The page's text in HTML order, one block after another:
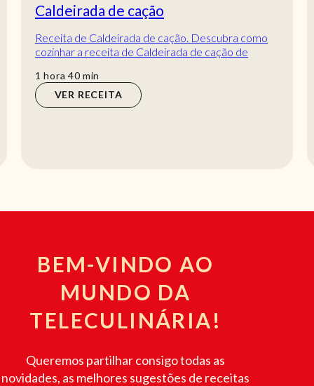
Caldeirada de cação
Receita de Caldeirada de cação. Descubra como
cozinhar a receita de Caldeirada de cação de
1 hora
hora 40min
min
VER RECEITA
BEM-VINDO AO
MUNDO DA
TELECULINÁRIA!
Queremos partilhar consigo todas as
novidades, as melhores sugestões de receitas